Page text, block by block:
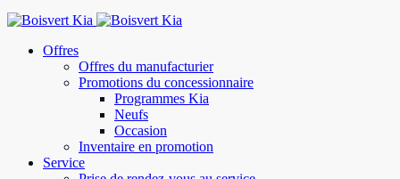
Offres
Offres du manufacturier
Promotions du concessionnaire
Programmes Kia
Neufs
Occasion
Inventaire en promotion
Service